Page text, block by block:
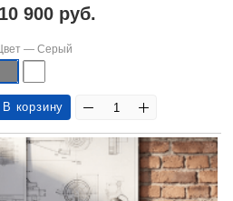
10 900 руб.
— Серый
В корзину